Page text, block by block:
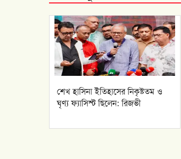
শেখ হাসিনা ইতিহাসের নিকৃষ্টতম ও
ঘৃণ্য ফ্যাসিস্ট ছিলেন: রিজভী